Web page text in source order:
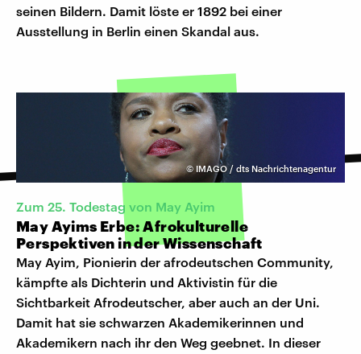
seinen Bildern. Damit löste er 1892 bei einer
Ausstellung in Berlin einen Skandal aus.
© IMAGO / dts Nachrichtenagentur
Zum 25. Todestag von May Ayim
May Ayims Erbe: Afrokulturelle
Perspektiven in der Wissenschaft
May Ayim, Pionierin der afrodeutschen Community,
kämpfte als Dichterin und Aktivistin für die
Sichtbarkeit Afrodeutscher, aber auch an der Uni.
Damit hat sie schwarzen Akademikerinnen und
Akademikern nach ihr den Weg geebnet. In dieser